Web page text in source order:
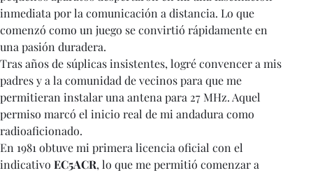
inmediata por la comunicación a distancia. Lo que
comenzó como un juego se convirtió rápidamente en
una pasión duradera.
Tras años de súplicas insistentes, logré convencer a mis
padres y a la comunidad de vecinos para que me
permitieran instalar una antena para 27 MHz. Aquel
permiso marcó el inicio real de mi andadura como
radioaficionado.
En 1981 obtuve mi primera licencia oficial con el
indicativo EC5ACR, lo que me permitió comenzar a